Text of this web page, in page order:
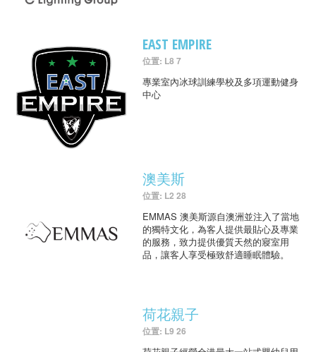
EAST EMPIRE
位置: L8 7
專業室內冰球訓練學校及多項運動健身
中心
澳美斯
位置: L2 28
EMMAS 澳美斯源自澳洲並注入了當地
的獨特文化，為客人提供最貼心及專業
的服務，致力提供優質天然的寢室用
品，讓客人享受極致舒適睡眠體驗。
荷花親子
位置: L9 26